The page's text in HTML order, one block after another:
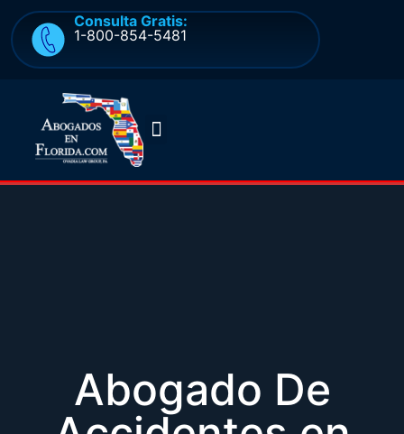
Consulta Gratis:
1-800-854-5481
Abogado De